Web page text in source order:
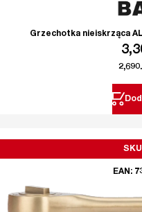
Grzechotka nieiskrząca
EAN: